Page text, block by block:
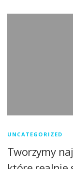
UNCATEGORIZED
Tworzymy